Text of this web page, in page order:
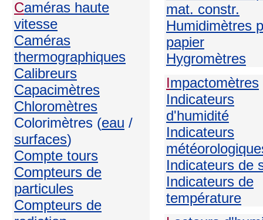
Caméras haute
vitesse
Caméras
thermographiques
Calibreurs
Capacimètres
Chloromètres
Colorimètres (eau /
surfaces)
Compte tours
Compteurs de
particules
Compteurs de
mat. constr.
Humidimètres
papier
Hygromètres
Impactomètres
Indicateurs
d'humidité
Indicateurs
Indicateurs de
Indicateurs de
température